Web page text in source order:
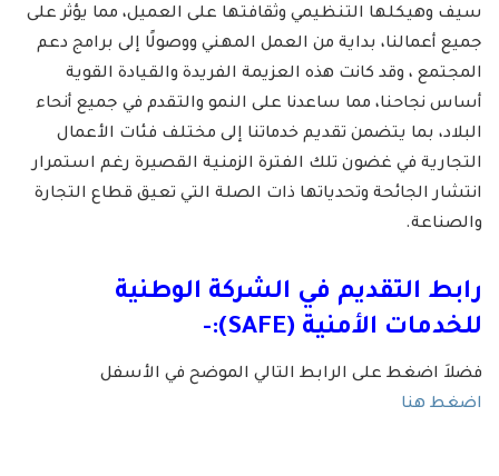
سيف وهيكلها التنظيمي وثقافتها على العميل، مما يؤثر على
جميع أعمالنا، بداية من العمل المهني ووصولًا إلى برامج دعم
المجتمع ، وقد كانت هذه العزيمة الفريدة والقيادة القوية
أساس نجاحنا، مما ساعدنا على النمو والتقدم في جميع أنحاء
البلاد، بما يتضمن تقديم خدماتنا إلى مختلف فئات الأعمال
التجارية في غضون تلك الفترة الزمنية القصيرة رغم استمرار
انتشار الجائحة وتحدياتها ذات الصلة التي تعيق قطاع التجارة
والصناعة.
رابط التقديم في الشركة الوطنية
للخدمات الأمنية (SAFE):-
فضلاَ اضغط على الرابط التالي الموضح في الأسفل
اضغط هنا